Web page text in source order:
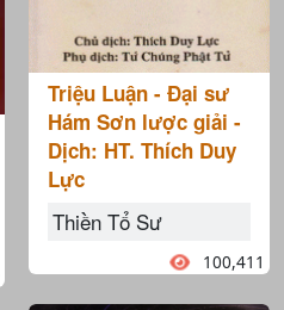
Triệu Luận - Đại sư
Hám Sơn lược giải -
Dịch: HT. Thích Duy
Lực
Thiền Tổ Sư
100,411